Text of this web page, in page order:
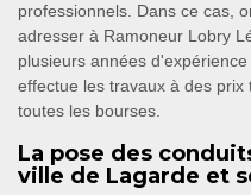
professionnels. Dans ce cas,
adresser à Ramoneur Lobry
plusieurs années
effectue les travaux à des
toutes les bourses.
La pose des
ville de Lagarde et